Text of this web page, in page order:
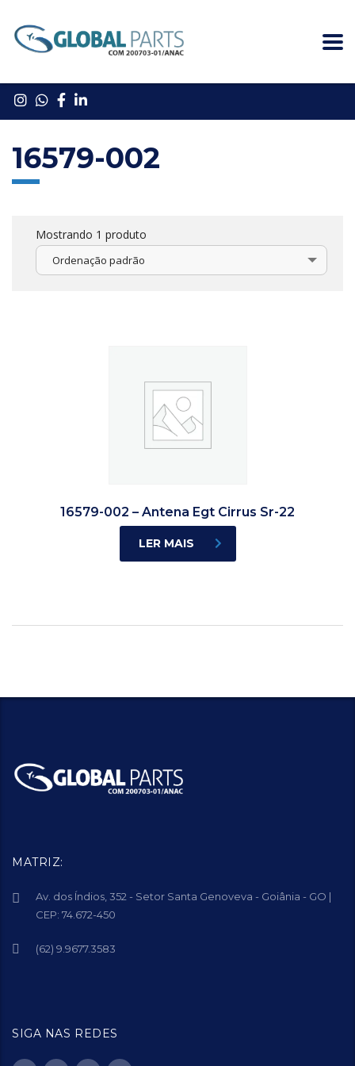
16579-002
Mostrando 1 produto
Ordenação padrão
16579-002 – Antena Egt Cirrus Sr-22
LER MAIS
MATRIZ:
Av. dos Índios, 352 - Setor Santa Genoveva - Goiânia - GO |
CEP: 74.672-450
(62) 9.9677.3583
SIGA NAS REDES